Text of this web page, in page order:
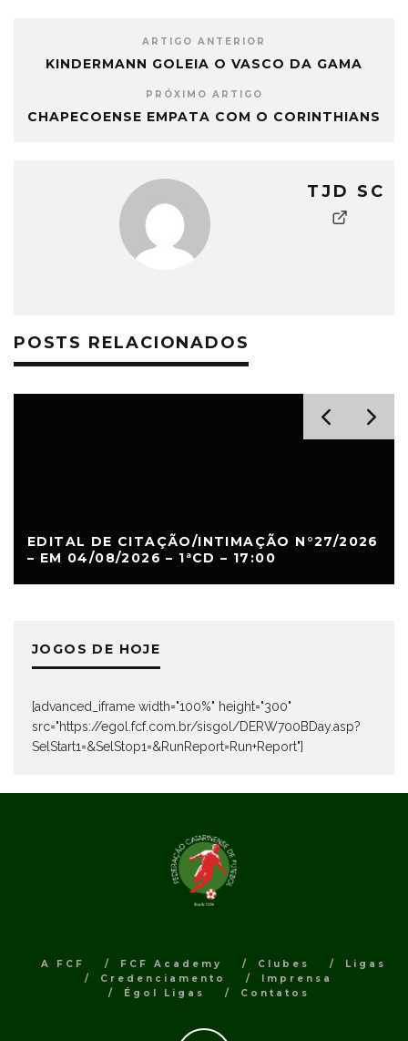
ARTIGO ANTERIOR
KINDERMANN GOLEIA O VASCO DA GAMA
PRÓXIMO ARTIGO
CHAPECOENSE EMPATA COM O CORINTHIANS
TJD SC
POSTS RELACIONADOS
EDITAL DE CITAÇÃO/INTIMAÇÃO N°27/2026
– EM 04/08/2026 – 1ªCD – 17:00
JOGOS DE HOJE
[advanced_iframe width="100%" height="300"
src="https://egol.fcf.com.br/sisgol/DERW700BDay.asp?
SelStart1=&SelStop1=&RunReport=Run+Report"]
A FCF FCF Academy Clubes
Ligas
Credenciamento
Imprensa
Égol Ligas
Contatos